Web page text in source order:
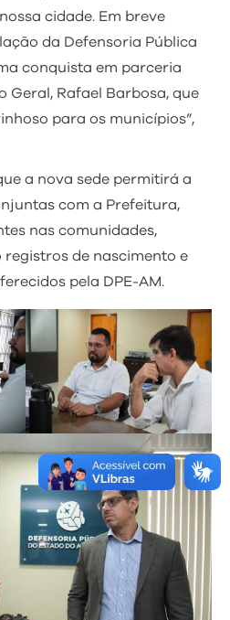
cidade. Em breve
da Defensoria Pública
conquista em parceria
Geral, Rafael Barbosa, que
para os municípios”,
a nova sede permitirá a
com a Prefeitura,
nas comunidades,
registros de nascimento e
pela DPE-AM.